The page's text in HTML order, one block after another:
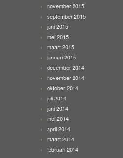
november 2015
september 2015
juni 2015
mei 2015
maart 2015
januari 2015
december 2014
november 2014
oktober 2014
juli 2014
juni 2014
mei 2014
april 2014
maart 2014
februari 2014